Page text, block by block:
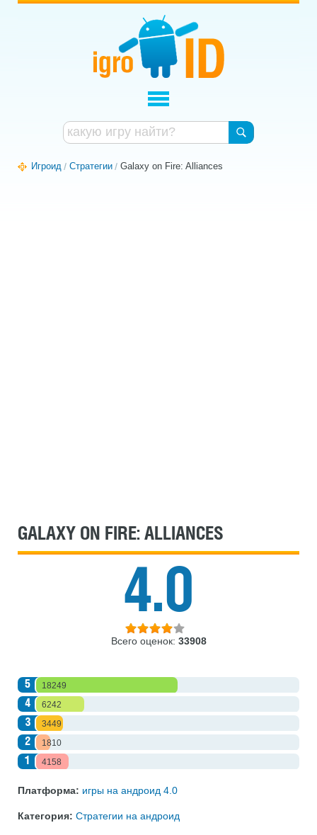
Игроид Стратегии Galaxy on Fire: Alliances
GALAXY ON FIRE: ALLIANCES
4.0
Всего оценок: 33908
5 18249
4 6242
3 3449
2 1810
1 4158
Платформа: игры на андроид 4.0
Категория: Стратегии на андроид